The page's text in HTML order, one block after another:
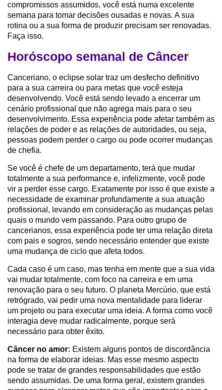
compromissos assumidos, você está numa excelente
semana para tomar decisões ousadas e novas. A sua
rotina ou a sua forma de produzir precisam ser renovadas.
Faça isso.
Horóscopo semanal de Câncer
Canceriano, o eclipse solar traz um desfecho definitivo
para a sua carreira ou para metas que você esteja
desenvolvendo. Você está sendo levado a encerrar um
cenário profissional que não agrega mais para o seu
desenvolvimento. Essa experiência pode afetar também as
relações de poder e as relações de autoridades, ou seja,
pessoas podem perder o cargo ou pode ocorrer mudanças
de chefia.
Se você é chefe de um departamento, terá que mudar
totalmente a sua performance e, infelizmente, você pode
vir a perder esse cargo. Exatamente por isso é que existe a
necessidade de examinar profundamente a sua atuação
profissional, levando em consideração as mudanças pelas
quais o mundo vem passando. Para outro grupo de
cancerianos, essa experiência pode ter uma relação direta
com pais e sogros, sendo necessário entender que existe
uma mudança de ciclo que afeta todos.
Cada caso é um caso, mas tenha em mente que a sua vida
vai mudar totalmente, com foco na carreira e em uma
renovação para o seu futuro. O planeta Mercúrio, que está
retrógrado, vai pedir uma nova mentalidade para liderar
um projeto ou para executar uma ideia. A forma como você
interagia deve mudar radicalmente, porque será
necessário para obter êxito.
Câncer no amor: Existem alguns pontos de discordância
na forma de elaborar ideias. Mas esse mesmo aspecto
pode se tratar de grandes responsabilidades que estão
sendo assumidas. De uma forma geral, existem grandes